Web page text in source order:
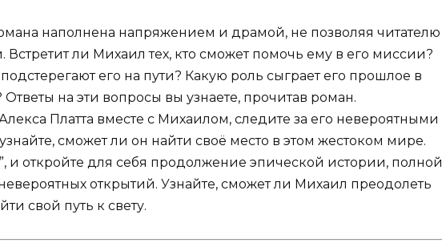
наполнена напряжением и драмой, не позволяя читателю
Встретит ли Михаил тех, кто сможет помочь ему в его миссии?
его на пути? Какую роль сыграет его прошлое в
на эти вопросы вы узнаете, прочитав роман.
Платта вместе с Михаилом, следите за его невероятными
сможет ли он найти своё место в этом жестоком мире.
и откройте для себя продолжение эпической истории, полной
открытий. Узнайте, сможет ли Михаил преодолеть
свой путь к свету.